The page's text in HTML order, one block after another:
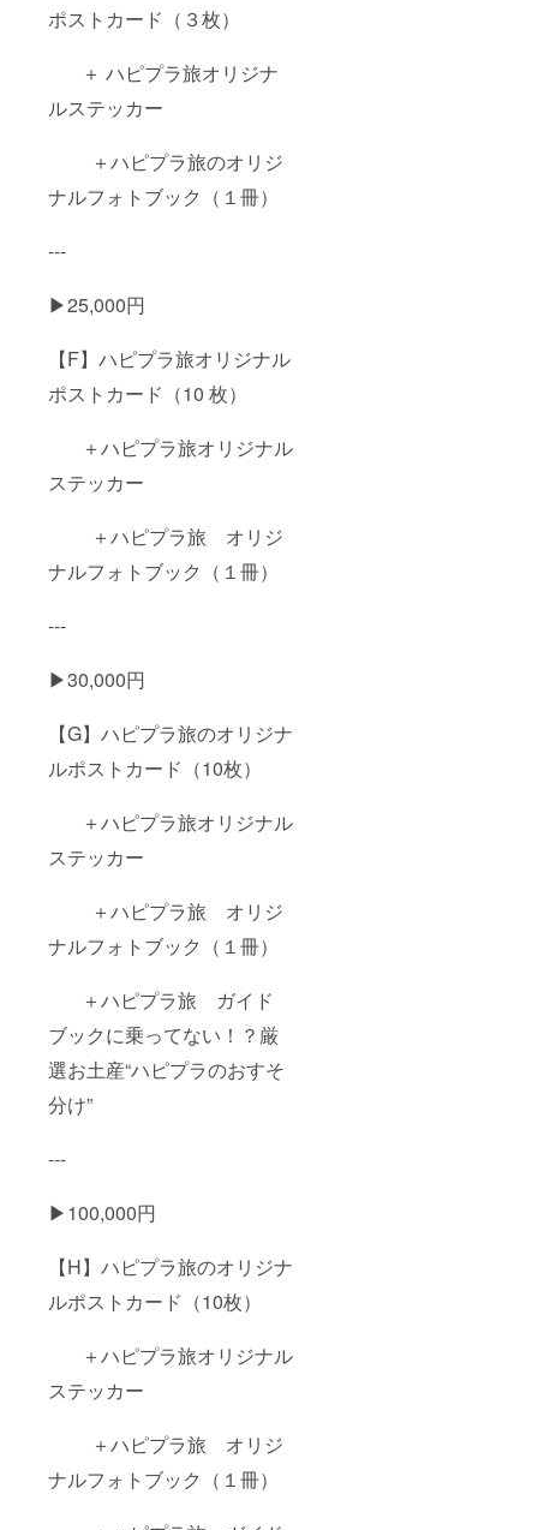
ポストカード（３枚）
＋ ハピプラ旅オリジナ
ルステッカー
＋ハピプラ旅のオリジ
ナルフォトブック（１冊）
---
▶︎25,000円
【F】ハピプラ旅オリジナル
ポストカード（10 枚）
＋ハピプラ旅オリジナル
ステッカー
＋ハピプラ旅 オリジ
ナルフォトブック（１冊）
---
▶︎30,000円
【G】ハピプラ旅のオリジナ
ルポストカード（10枚）
＋ハピプラ旅オリジナル
ステッカー
＋ハピプラ旅 オリジ
ナルフォトブック（１冊）
＋ハピプラ旅 ガイド
ブックに乗ってない！？厳
選お土産“ハピプラのおすそ
分け”
---
▶︎100,000円
【H】ハピプラ旅のオリジナ
ルポストカード（10枚）
＋ハピプラ旅オリジナル
ステッカー
＋ハピプラ旅 オリジ
ナルフォトブック（１冊）